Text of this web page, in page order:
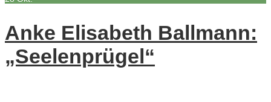
Anke Elisabeth Ballmann:
„Seelenprügel“